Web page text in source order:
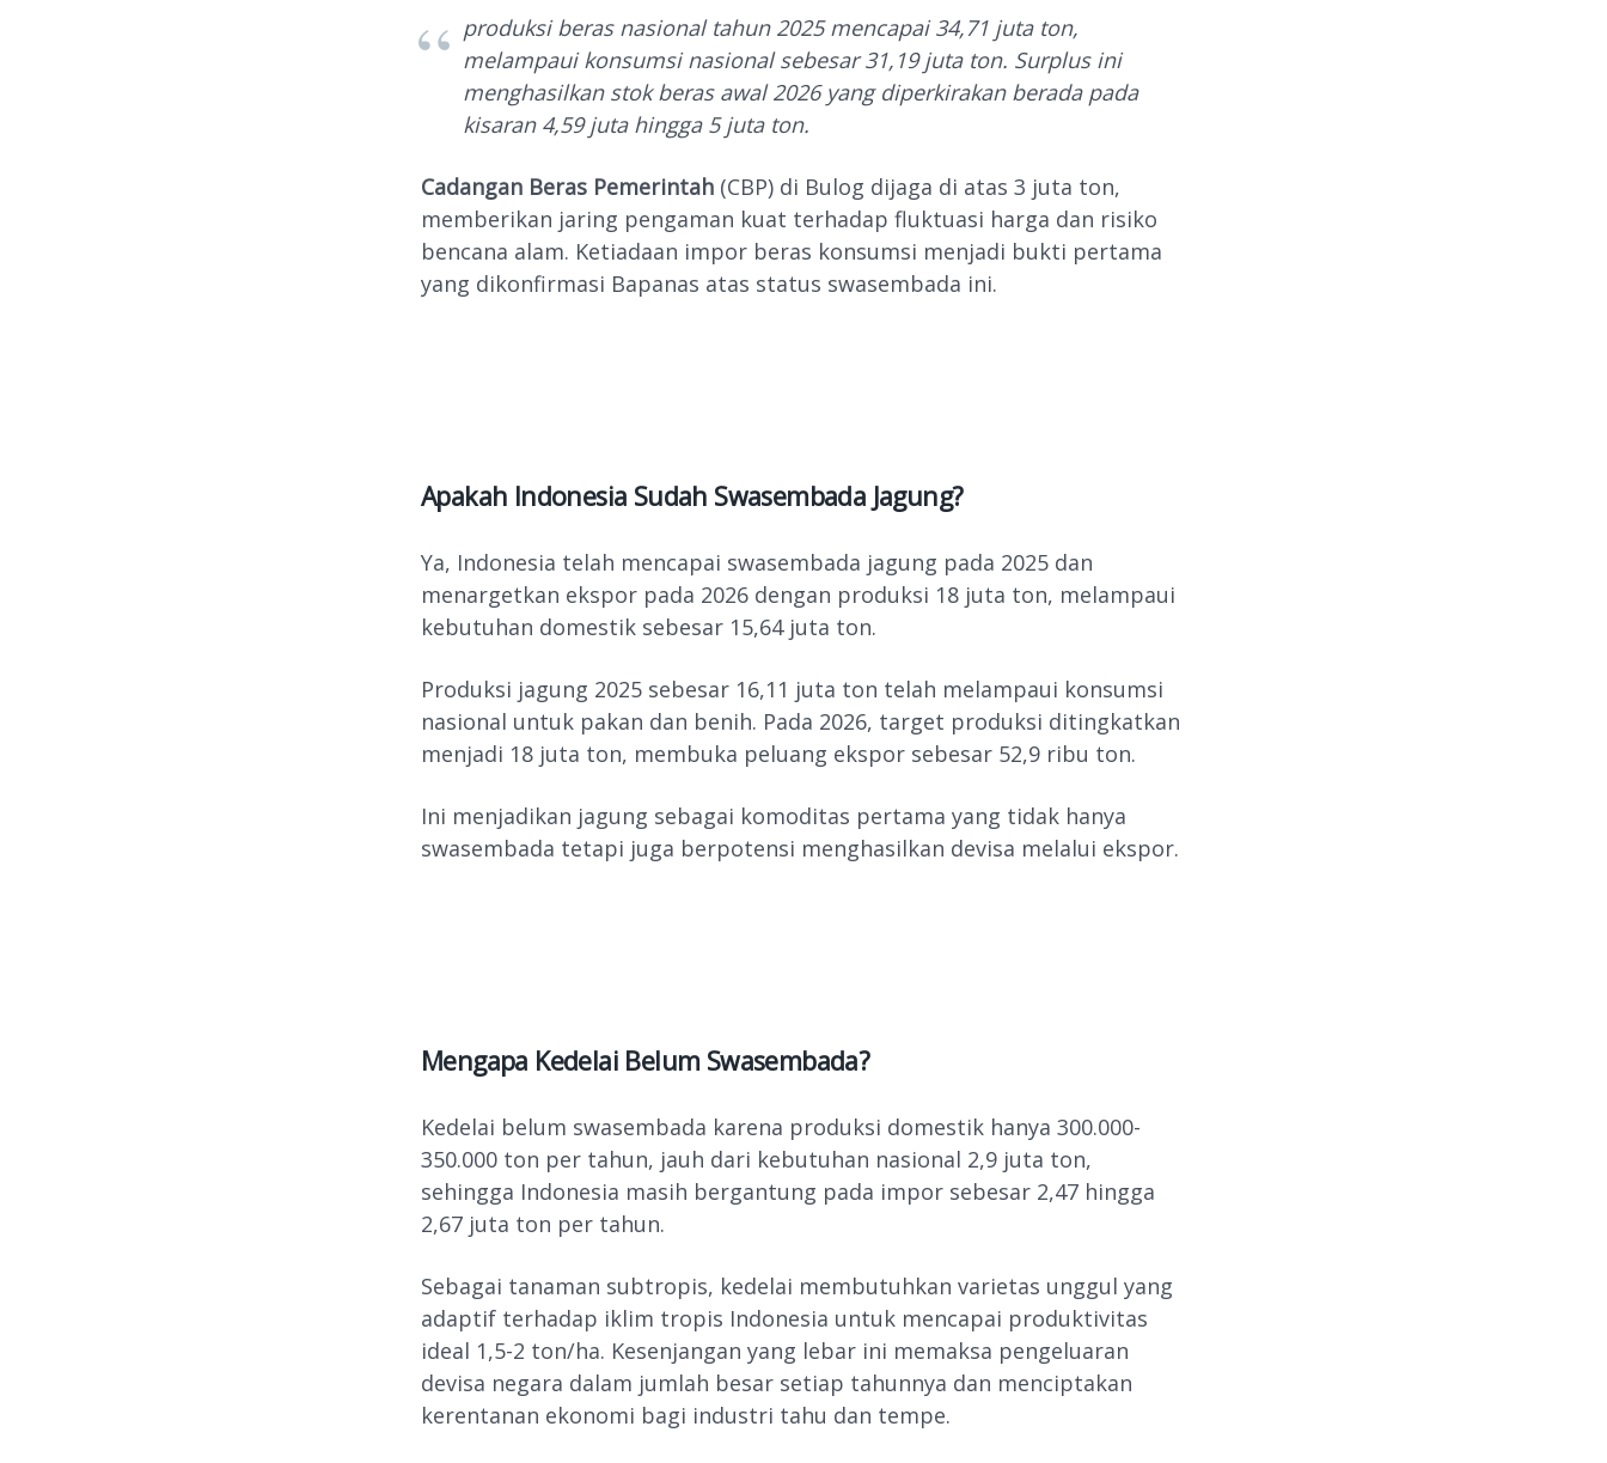
produksi beras nasional tahun 2025 mencapai 34,71 juta ton,
melampaui konsumsi nasional sebesar 31,19 juta ton. Surplus ini
menghasilkan stok beras awal 2026 yang diperkirakan berada pada
kisaran 4,59 juta hingga 5 juta ton.
Cadangan Beras Pemerintah (CBP) di Bulog dijaga di atas 3 juta ton,
memberikan jaring pengaman kuat terhadap fluktuasi harga dan risiko
bencana alam. Ketiadaan impor beras konsumsi menjadi bukti pertama
yang dikonfirmasi Bapanas atas status swasembada ini.
Apakah Indonesia Sudah Swasembada Jagung?
Ya, Indonesia telah mencapai swasembada jagung pada 2025 dan
menargetkan ekspor pada 2026 dengan produksi 18 juta ton, melampaui
kebutuhan domestik sebesar 15,64 juta ton.
Produksi jagung 2025 sebesar 16,11 juta ton telah melampaui konsumsi
nasional untuk pakan dan benih. Pada 2026, target produksi ditingkatkan
menjadi 18 juta ton, membuka peluang ekspor sebesar 52,9 ribu ton.
Ini menjadikan jagung sebagai komoditas pertama yang tidak hanya
swasembada tetapi juga berpotensi menghasilkan devisa melalui ekspor.
Mengapa Kedelai Belum Swasembada?
Kedelai belum swasembada karena produksi domestik hanya 300.000-
350.000 ton per tahun, jauh dari kebutuhan nasional 2,9 juta ton,
sehingga Indonesia masih bergantung pada impor sebesar 2,47 hingga
2,67 juta ton per tahun.
Sebagai tanaman subtropis, kedelai membutuhkan varietas unggul yang
adaptif terhadap iklim tropis Indonesia untuk mencapai produktivitas
ideal 1,5-2 ton/ha. Kesenjangan yang lebar ini memaksa pengeluaran
devisa negara dalam jumlah besar setiap tahunnya dan menciptakan
kerentanan ekonomi bagi industri tahu dan tempe.